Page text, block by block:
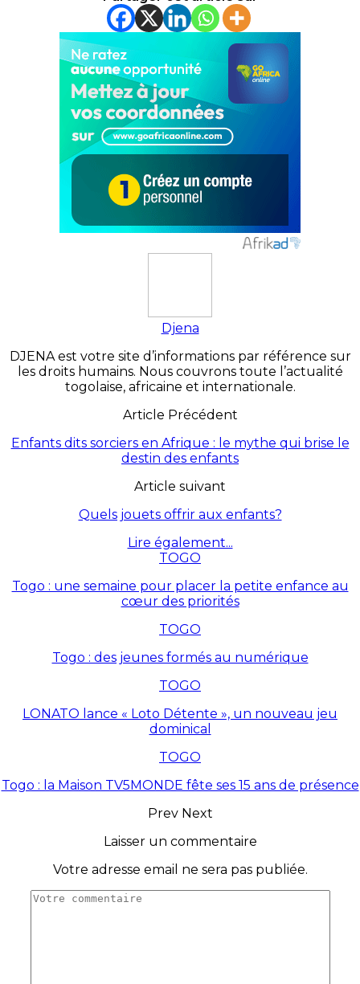
Djena
DJENA est votre site d’informations par référence sur
les droits humains. Nous couvrons toute l’actualité
togolaise, africaine et internationale.
Article Précédent
Enfants dits sorciers en Afrique : le mythe qui brise le
destin des enfants
Article suivant
Quels jouets offrir aux enfants?
Lire également...
TOGO
Togo : une semaine pour placer la petite enfance au
cœur des priorités
TOGO
Togo : des jeunes formés au numérique
TOGO
LONATO lance « Loto Détente », un nouveau jeu
dominical
TOGO
Togo : la Maison TV5MONDE fête ses 15 ans de présence
Prev Next
Laisser un commentaire
Votre adresse email ne sera pas publiée.